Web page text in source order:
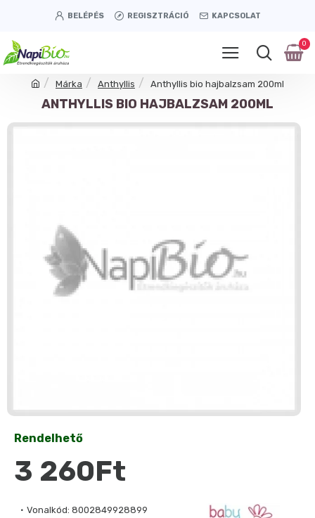
BELÉPÉS REGISZTRÁCIÓ KAPCSOLAT
0
Márka Anthyllis Anthyllis bio hajbalzsam 200ml
ANTHYLLIS BIO HAJBALZSAM 200ML
Vonalkód: 8002849928899
Rendelhető
3 260Ft